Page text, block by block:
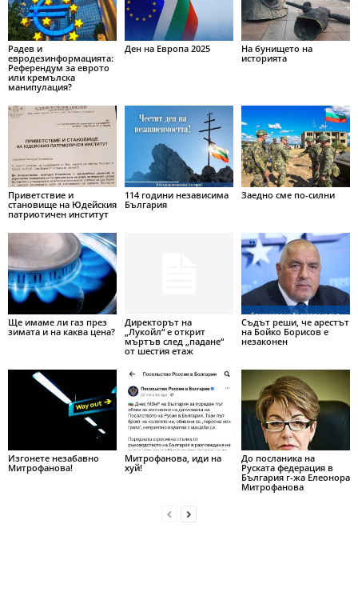
Радев и
евродезинформацията:
Референдум за еврото
или кремълска
манипулация?
Ден на Европа 2025
На бунището на
историята
Приветствие и
становище на Юдейския
патриотичен институт
114 години независима
България
Заедно сме по-силни
Ще имаме ли газ през
зимата и на каква цена?
Директорът на
„Лукойл“ е открит
мъртъв след „падане“
от шестия етаж
Съдът реши, че арестът
на Бойко Борисов е
незаконен
Изгонете незабавно
Митрофанова!
Митрофанова, иди на
хуй!
До посланика на
Руската федерация в
България г-жа Елеонора
Митрофанова